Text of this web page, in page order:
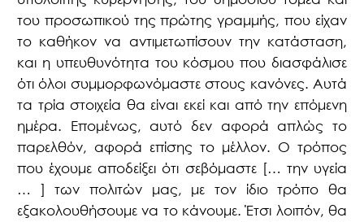
του προσωπικού της πρώτης γραμμής, που είχαν
το καθήκον να αντιμετωπίσουν την κατάσταση,
και η υπευθυνότητα του κόσμου που διασφάλισε
ότι όλοι συμμορφωνόμαστε στους κανόνες. Αυτά
τα τρία στοιχεία θα είναι εκεί και από την επόμενη
ημέρα. Επομένως, αυτό δεν αφορά απλώς το
παρελθόν, αφορά επίσης το μέλλον. Ο τρόπος
που έχουμε αποδείξει ότι σεβόμαστε [… την υγεία
… ] των πολιτών μας, με τον ίδιο τρόπο θα
εξακολουθήσουμε να το κάνουμε. Έτσι λοιπόν, θα